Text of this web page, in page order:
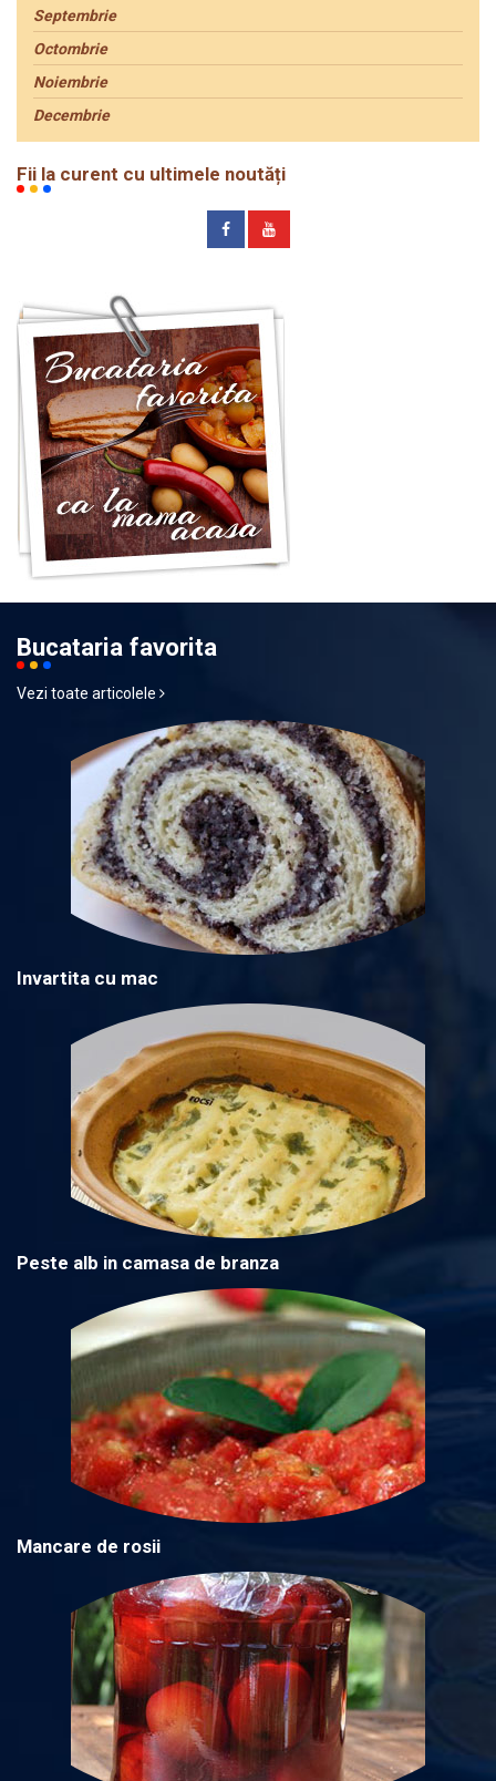
Septembrie
Octombrie
Noiembrie
Decembrie
Fii la curent cu ultimele noutăți
Bucataria favorita
Vezi toate articolele
Invartita cu mac
Peste alb in camasa de branza
Mancare de rosii